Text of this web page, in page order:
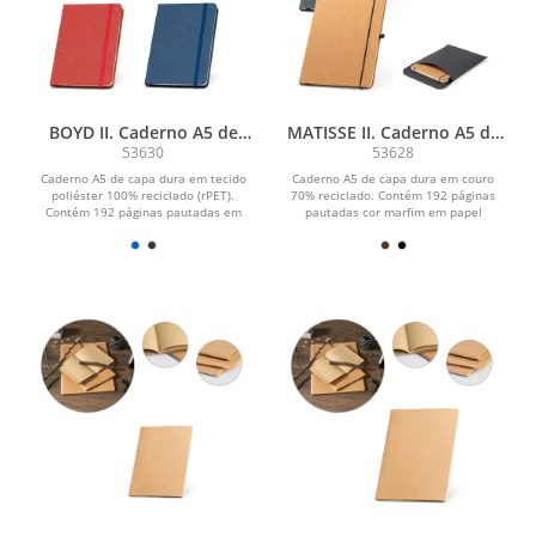
BOYD II. Caderno A5 de
capa dura em poliéster
100% reciclado com
páginas pautadas
53630
Caderno A5 de capa dura em tecido
poliéster 100% reciclado (rPET).
Contém 192 páginas pautadas em
MATISSE II. Caderno A5 de
capa dura em couro 70%
reciclado com páginas
pautadas
53628
Caderno A5 de capa dura em couro
70% reciclado. Contém 192 páginas
pautadas cor marfim em papel